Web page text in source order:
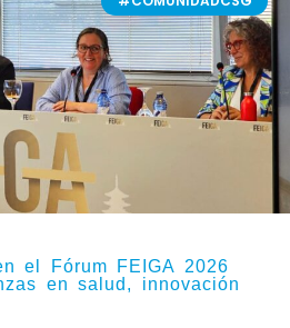
el Fórum FEIGA 2026
en salud, innovación